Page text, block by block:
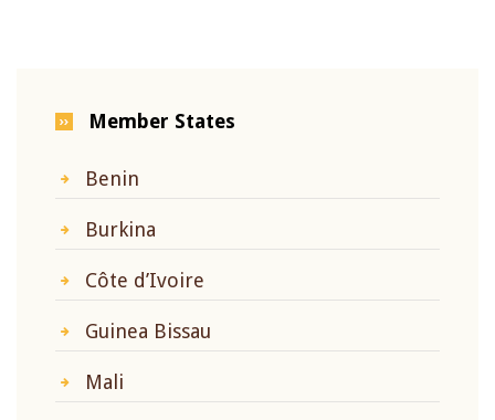
Member States
Benin
Burkina
Côte d’Ivoire
Guinea Bissau
Mali